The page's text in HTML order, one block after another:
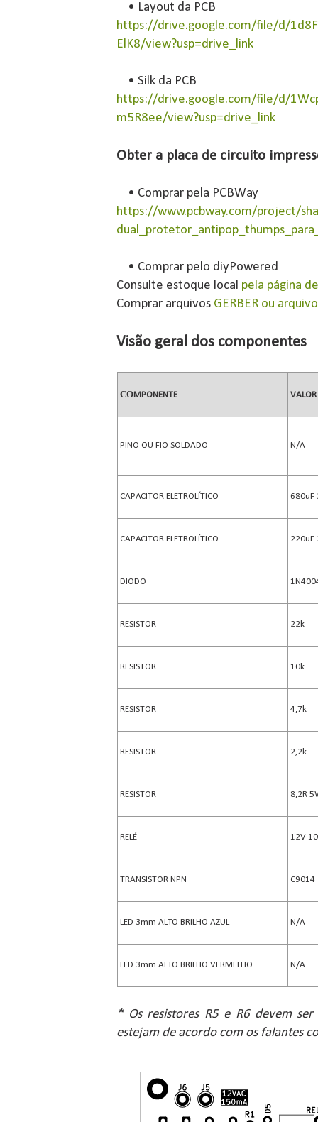
• Layout da PCB
https://drive.google.com/file/d/
ElK8/view?usp=drive_link
• Silk da PCB
https://drive.google.com/file/d/
m5R8ee/view?usp=drive_link
Obter a placa de circuito
• Comprar pela PCBWay
https://www.pcbway.com/project/
• Comprar pelo diyPowered
Consulte estoque local pela página
Comprar arquivos GERBER ou
Visão geral dos componentes
COMPONENTE VALOR
PINO OU FIO SOLDADO N/A
CAPACITOR ELETROLÍTICO 680uF
CAPACITOR ELETROLÍTICO 220uF
DIODO
RESISTOR 22k
RESISTOR 10k
RESISTOR 4,7k
RESISTOR 2,2k
RESISTOR 8,2R
RELÉ 12V
TRANSISTOR NPN C9014
LED 3mm ALTO BRILHO AZUL N/A
LED 3mm ALTO BRILHO VERMELHO N/A
* Os resistores R5 e R6 devem
estejam de acordo com os falantes